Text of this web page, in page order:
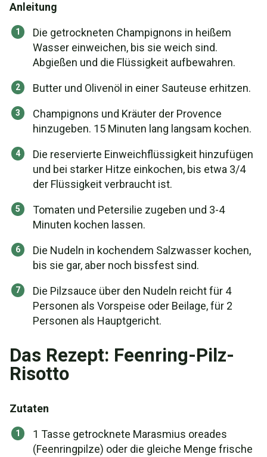
Anleitung
Die getrockneten Champignons in heißem
Wasser einweichen, bis sie weich sind.
Abgießen und die Flüssigkeit aufbewahren.
Butter und Olivenöl in einer Sauteuse erhitzen.
Champignons und Kräuter der Provence
hinzugeben. 15 Minuten lang langsam kochen.
Die reservierte Einweichflüssigkeit hinzufügen
und bei starker Hitze einkochen, bis etwa 3/4
der Flüssigkeit verbraucht ist.
Tomaten und Petersilie zugeben und 3-4
Minuten kochen lassen.
Die Nudeln in kochendem Salzwasser kochen,
bis sie gar, aber noch bissfest sind.
Die Pilzsauce über den Nudeln reicht für 4
Personen als Vorspeise oder Beilage, für 2
Personen als Hauptgericht.
Das Rezept: Feenring-Pilz-
Risotto
Zutaten
1 Tasse getrocknete Marasmius oreades
(Feenringpilze) oder die gleiche Menge frische